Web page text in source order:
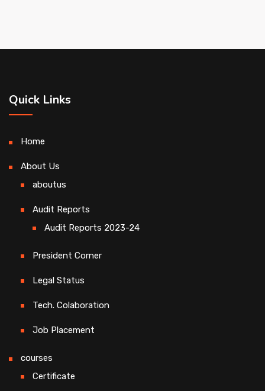
Quick Links
Home
About Us
aboutus
Audit Reports
Audit Reports 2023-24
President Corner
Legal Status
Tech. Colaboration
Job Placement
courses
Certificate